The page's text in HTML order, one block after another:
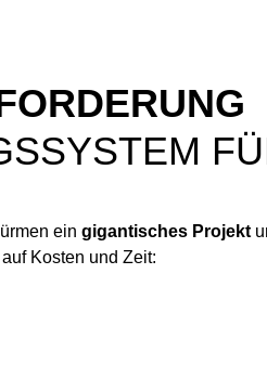
ein gigantisches Projekt
Kosten und Zeit: